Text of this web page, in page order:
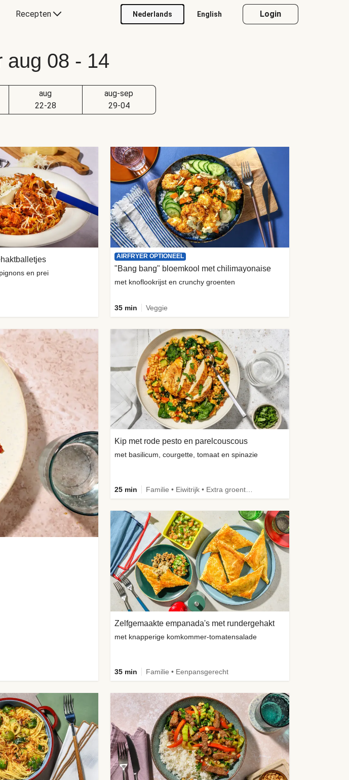
Recepten Nederlands English Login
aug 08 - 14
aug
22-28
aug-sep
29-04
en prei
AIRFRYER OPTIONEEL
"Bang bang" bloemkool met chilimayonaise
met knoflookrijst en crunchy groenten
35 min Veggie
Kip met rode pesto en parelcouscous
met basilicum, courgette, tomaat en spinazie
25 min Familie • Eiwitrijk • Extra groente • Verbeterd ingrediënt
Zelfgemaakte empanada's met rundergehakt
met knapperige komkommer-tomatensalade
35 min Familie • Eenpansgerecht